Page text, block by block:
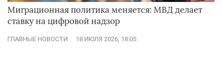
Миграционная политика меняется: МВД делает
ставку на цифровой надзор
ГЛАВНЫЕ НОВОСТИ 18 ИЮЛЯ 2026, 18:05